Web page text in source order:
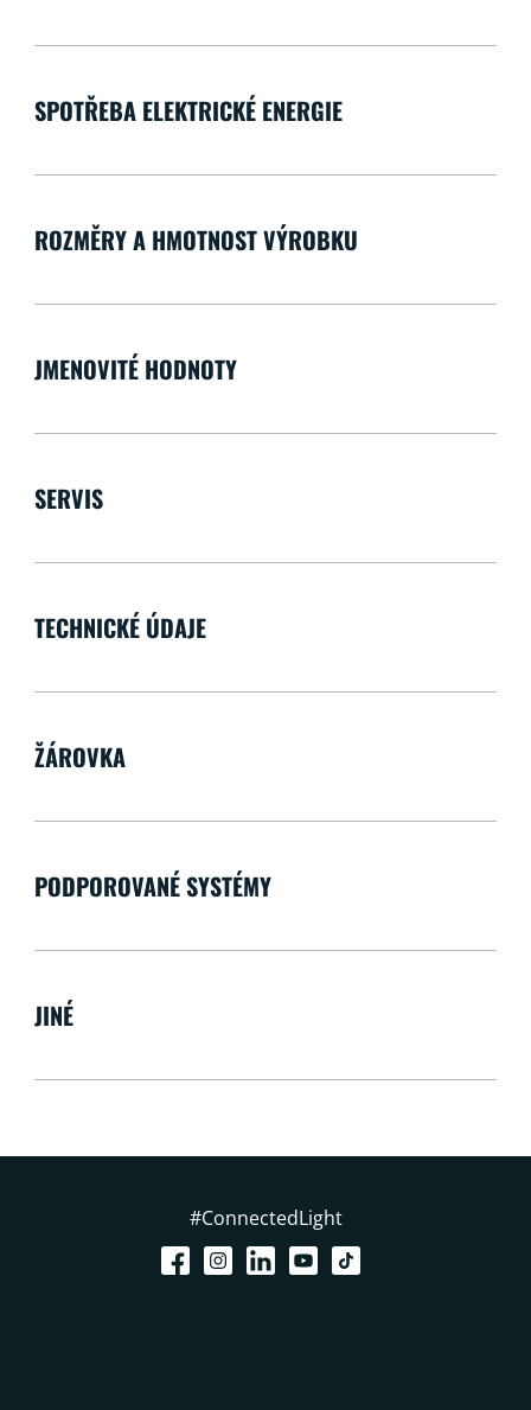
SPOTŘEBA ELEKTRICKÉ ENERGIE
ROZMĚRY A HMOTNOST VÝROBKU
JMENOVITÉ HODNOTY
SERVIS
TECHNICKÉ ÚDAJE
ŽÁROVKA
PODPOROVANÉ SYSTÉMY
JINÉ
#ConnectedLight